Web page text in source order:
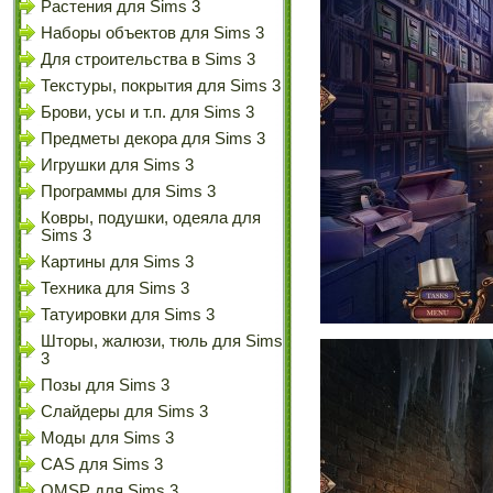
Растения для Sims 3
Наборы объектов для Sims 3
Для строительства в Sims 3
Текстуры, покрытия для Sims 3
Брови, усы и т.п. для Sims 3
Предметы декора для Sims 3
Игрушки для Sims 3
Программы для Sims 3
Ковры, подушки, одеяла для
Sims 3
Картины для Sims 3
Техника для Sims 3
Татуировки для Sims 3
Шторы, жалюзи, тюль для Sims
3
Позы для Sims 3
Слайдеры для Sims 3
Моды для Sims 3
CAS для Sims 3